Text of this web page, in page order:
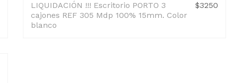
LIQUIDACIÓN !!! Escritorio PORTO 3
cajones REF 305 Mdp 100% 15mm. Color
blanco
$3250